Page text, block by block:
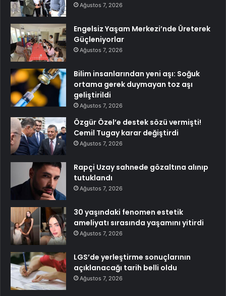
Ağustos 7, 2026
Engelsiz Yaşam Merkezi’nde Üreterek
Güçleniyorlar
Ağustos 7, 2026
Bilim insanlarından yeni aşı: Soğuk
ortama gerek duymayan toz aşı
geliştirildi
Ağustos 7, 2026
Özgür Özel’e destek sözü vermişti!
Cemil Tugay karar değiştirdi
Ağustos 7, 2026
Rapçi Uzay sahnede gözaltına alınıp
tutuklandı
Ağustos 7, 2026
30 yaşındaki fenomen estetik
ameliyatı sırasında yaşamını yitirdi
Ağustos 7, 2026
LGS’de yerleştirme sonuçlarının
açıklanacağı tarih belli oldu
Ağustos 7, 2026